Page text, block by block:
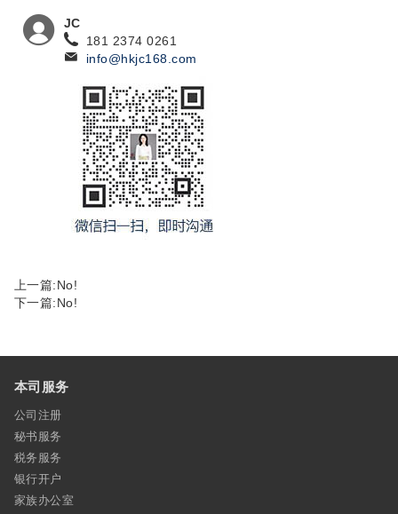
JC
181 2374 0261
info@hkjc168.com
上一篇:No!
下一篇:No!
本司服务
公司注册
秘书服务
税务服务
银行开户
家族办公室